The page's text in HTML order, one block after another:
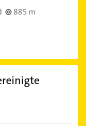
885 m